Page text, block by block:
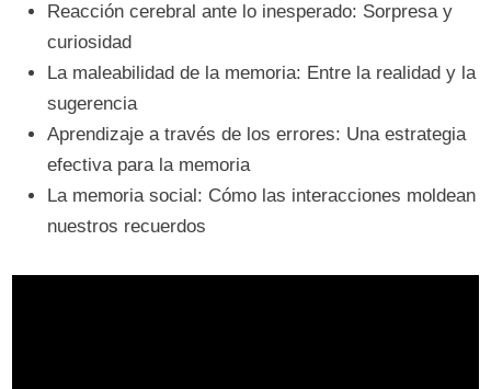
Reacción cerebral ante lo inesperado: Sorpresa y
curiosidad
La maleabilidad de la memoria: Entre la realidad y la
sugerencia
Aprendizaje a través de los errores: Una estrategia
efectiva para la memoria
La memoria social: Cómo las interacciones moldean
nuestros recuerdos